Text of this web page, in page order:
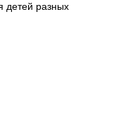
детей разных